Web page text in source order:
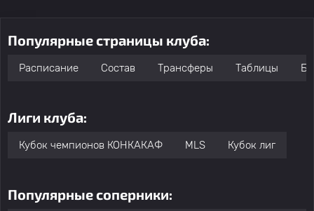
Популярные страницы клуба:
Расписание Состав Трансферы Таблицы
Лиги клуба:
Кубок чемпионов КОНКАКАФ MLS Кубок лиг
Популярные соперники: